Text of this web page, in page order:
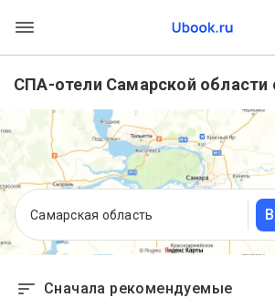
СПА-отели Самарской области
Самарская область
Сначала рекомендуемые